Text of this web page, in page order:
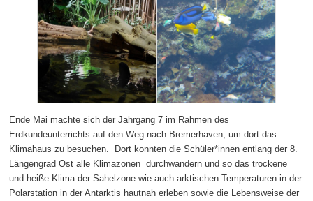
Ende Mai machte sich der Jahrgang 7 im Rahmen des
Erdkundeunterrichts auf den Weg nach Bremerhaven, um dort das
Klimahaus zu besuchen. Dort konnten die Schüler*innen entlang der 8.
Längengrad Ost alle Klimazonen durchwandern und so das trockene
und heiße Klima der Sahelzone wie auch arktischen Temperaturen in der
Polarstation in der Antarktis hautnah erleben sowie die Lebensweise der